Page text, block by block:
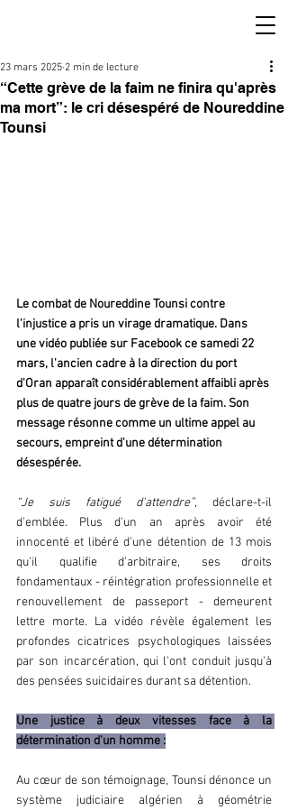
“Cette grève de la faim ne finira qu'après
ma mort”: le cri désespéré de Noureddine
Tounsi
23 mars 2025 2 min de lecture
Le combat de Noureddine Tounsi contre
l'injustice a pris un virage dramatique. Dans
une vidéo publiée sur Facebook ce samedi 22
mars, l'ancien cadre à la direction du port
d'Oran apparaît considérablement affaibli après
plus de quatre jours de grève de la faim. Son
message résonne comme un ultime appel au
secours, empreint d'une détermination
désespérée.
“Je suis fatigué d'attendre”, déclare-t-il
d'emblée. Plus d'un an après avoir été
innocenté et libéré d'une détention de 13 mois
qu'il qualifie d'arbitraire, ses droits
fondamentaux - réintégration professionnelle et
renouvellement de passeport - demeurent
lettre morte. La vidéo révèle également les
profondes cicatrices psychologiques laissées
par son incarcération, qui l'ont conduit jusqu'à
des pensées suicidaires durant sa détention.
Une justice à deux vitesses face à la
détermination d'un homme :
Au cœur de son témoignage, Tounsi dénonce un
système judiciaire algérien à géométrie